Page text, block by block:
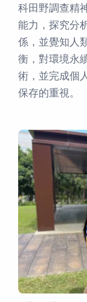
科田野調查精
能力，探究分
係，並覺知人
衡，對環境永
術，並完成個
保存的重視。